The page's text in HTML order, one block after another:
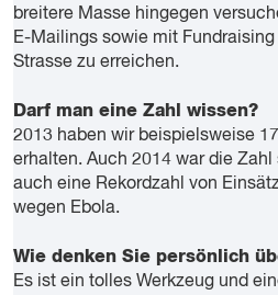
breitere Masse hingegen
E-Mailings sowie mit
Strasse zu erreichen.
Darf man eine Zahl wissen?
2013 haben wir beispielsweise
erhalten. Auch 2014 war die Zahl
auch eine Rekordzahl von
wegen Ebola.
Wie denken Sie persönlich
Es ist ein tolles Werkzeug und